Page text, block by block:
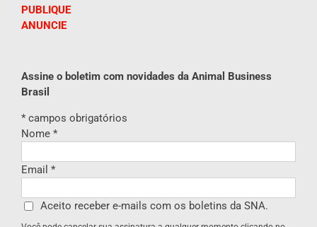
PUBLIQUE
ANUNCIE
Assine o boletim com novidades da Animal Business
Brasil
* campos obrigatórios
Nome *
Email *
Aceito receber e-mails com os boletins da SNA.